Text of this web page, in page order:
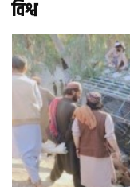
विश्व